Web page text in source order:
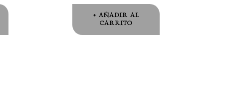
AÑADIR AL
CARRITO